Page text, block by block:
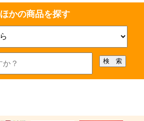
ほかの商品を探す